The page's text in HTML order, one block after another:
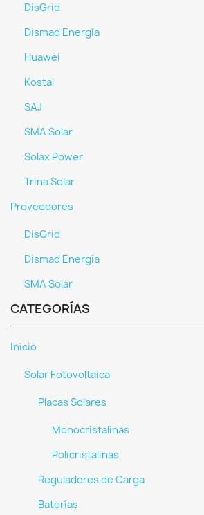
DisGrid
Dismad Energía
Huawei
Kostal
SAJ
SMA Solar
Solax Power
Trina Solar
Proveedores
DisGrid
Dismad Energía
SMA Solar
CATEGORÍAS
Inicio
Solar Fotovoltaica
Placas Solares
Monocristalinas
Policristalinas
Reguladores de Carga
Baterías